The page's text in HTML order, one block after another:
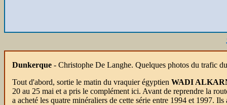
Dunkerque - Christophe De Langhe. Quelques photos du trafic
Tout d'abord, sortie le matin du vraquier égyptien WADI
20 au 25 mai et a pris le complément ici. Avant de reprendre la
a acheté les quatre minéraliers de cette série entre 1994 et 1997.